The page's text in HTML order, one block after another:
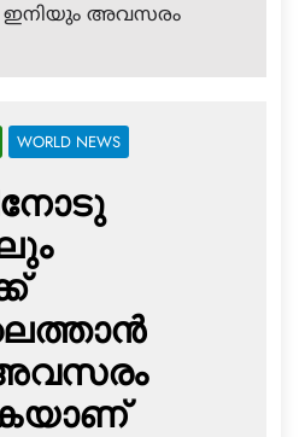
ഇനിയും അവസരം
WORLD NEWS